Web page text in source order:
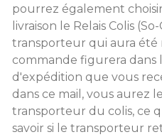
pourrez également
livraison le Relais Colis
transporteur qui aura
commande figurera dans
d'expédition que vous
dans ce mail, vous aurez
transporteur du colis, ce
savoir si le transporteur